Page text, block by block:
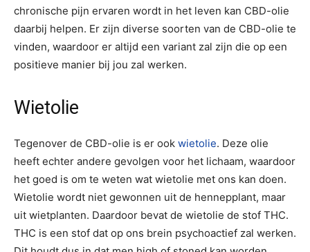
chronische pijn ervaren wordt in het leven kan CBD-olie
daarbij helpen. Er zijn diverse soorten van de CBD-olie te
vinden, waardoor er altijd een variant zal zijn die op een
positieve manier bij jou zal werken.
Wietolie
Tegenover de CBD-olie is er ook wietolie. Deze olie
heeft echter andere gevolgen voor het lichaam, waardoor
het goed is om te weten wat wietolie met ons kan doen.
Wietolie wordt niet gewonnen uit de hennepplant, maar
uit wietplanten. Daardoor bevat de wietolie de stof THC.
THC is een stof dat op ons brein psychoactief zal werken.